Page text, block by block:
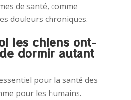
de santé, comme
douleurs chroniques.
les chiens ont-
dormir autant
pour la santé des
pour les humains.